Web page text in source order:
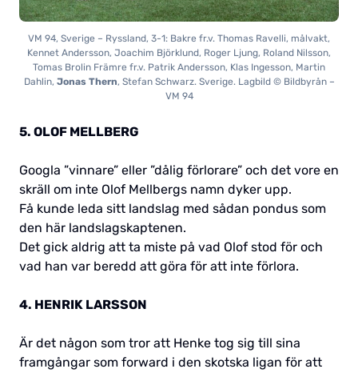
VM 94, Sverige – Ryssland, 3-1: Bakre fr.v. Thomas Ravelli, målvakt,
Kennet Andersson, Joachim Björklund, Roger Ljung, Roland Nilsson,
Tomas Brolin Främre fr.v. Patrik Andersson, Klas Ingesson, Martin
Dahlin, Jonas Thern, Stefan Schwarz. Sverige. Lagbild © Bildbyrån –
VM 94
5. OLOF MELLBERG
Googla ”vinnare” eller ”dålig förlorare” och det vore en
skräll om inte Olof Mellbergs namn dyker upp.
Få kunde leda sitt landslag med sådan pondus som
den här landslagskaptenen.
Det gick aldrig att ta miste på vad Olof stod för och
vad han var beredd att göra för att inte förlora.
4. HENRIK LARSSON
Är det någon som tror att Henke tog sig till sina
framgångar som forward i den skotska ligan för att